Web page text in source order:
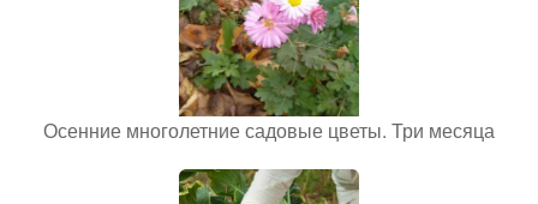
Осенние многолетние садовые цветы. Три месяца